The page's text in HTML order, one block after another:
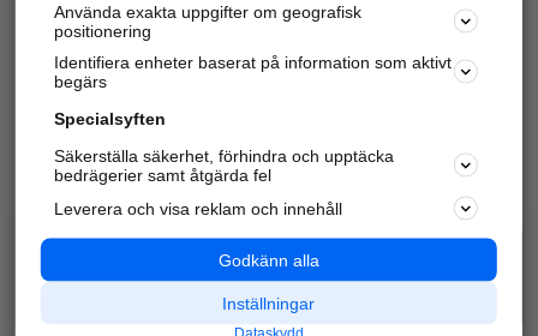
Kom igång och annonsera mot
samarbetspartners nära dig.
Alla kategorier
Populära sökningar
API & Kartor
Annonsera
Integritet
Nödnummer
Använda exakta uppgifter om geografisk
positionering
Identifiera enheter baserat på information som aktivt
begärs
Specialsyften
Säkerställa säkerhet, förhindra och upptäcka
bedrägerier samt åtgärda fel
Leverera och visa reklam och innehåll
Godkänn alla
Inställningar
Dataskydd